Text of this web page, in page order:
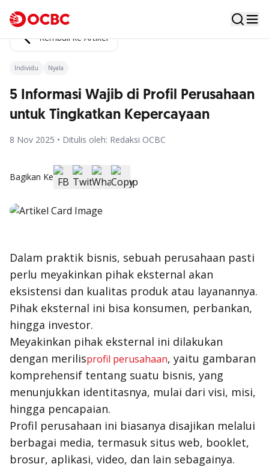
Kembali ke Artikel
Individu Nyala
5 Informasi Wajib di Profil Perusahaan
untuk Tingkatkan Kepercayaan
8 Nov 2025 • Ditulis oleh: Redaksi OCBC
Bagikan Ke
Dalam praktik bisnis, sebuah perusahaan pasti
perlu meyakinkan pihak eksternal akan
eksistensi dan kualitas produk atau layanannya.
Pihak eksternal ini bisa konsumen, perbankan,
hingga investor.
Meyakinkan pihak eksternal ini dilakukan
dengan merilisprofil perusahaan, yaitu gambaran
komprehensif tentang suatu bisnis, yang
menunjukkan identitasnya, mulai dari visi, misi,
hingga pencapaian.
Profil perusahaan ini biasanya disajikan melalui
berbagai media, termasuk situs web, booklet,
brosur, aplikasi, video, dan lain sebagainya.